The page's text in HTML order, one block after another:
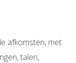
afkomsten, met
talen,